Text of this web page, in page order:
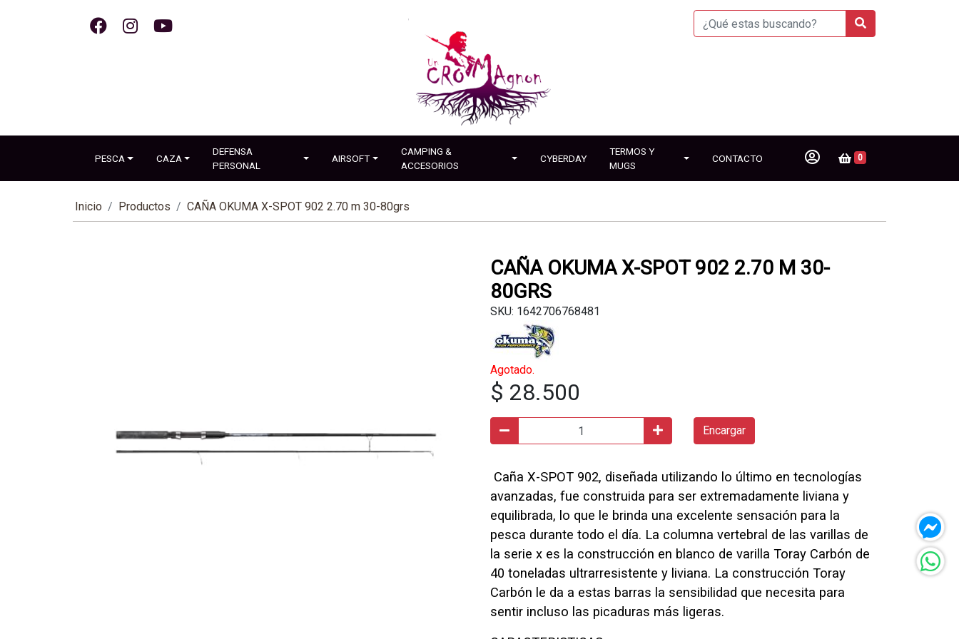
PESCA CAZA
DEFENSA
PERSONAL
AIRSOFT
CAMPING &
ACCESORIOS
CYBERDAY
TERMOS Y
MUGS
CONTACTO 0
Inicio Productos CAÑA OKUMA X-SPOT 902 2.70 m 30-80grs
CAÑA OKUMA X-SPOT 902 2.70 M 30-
80GRS
SKU: 1642706768481
Agotado.
$ 28.500
Encargar
Caña X-SPOT 902, diseñada utilizando lo último en tecnologías
avanzadas, fue construida para ser extremadamente liviana y
equilibrada, lo que le brinda una excelente sensación para la
pesca durante todo el día. La columna vertebral de las varillas de
la serie x es la construcción en blanco de varilla Toray Carbón de
40 toneladas ultrarresistente y liviana. La construcción Toray
Carbón le da a estas barras la sensibilidad que necesita para
sentir incluso las picaduras más ligeras.